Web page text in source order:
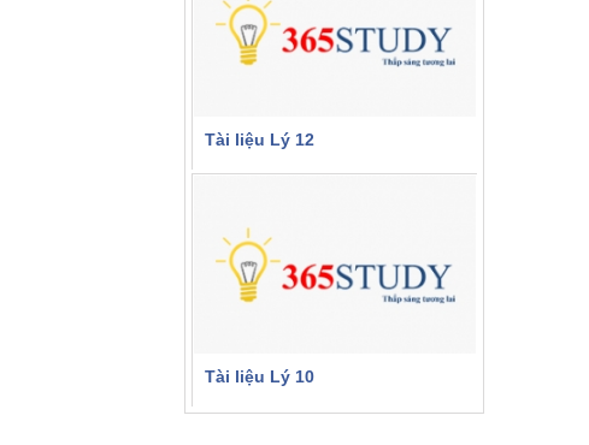
5
00h00m - 1683 lượt học
Tài liệu Lý 12
5
00h00m - 2543 lượt học
Tài liệu Lý 10